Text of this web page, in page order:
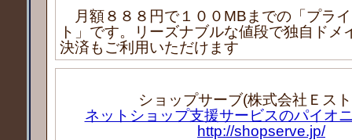
月額８８８円で１００MBまでの「プラ
ト」です。リーズナブルな値段で独自ドメ
決済もご利用いただけます
ショップサーブ(株式会社Ｅス
ネットショップ支援サービスのパイオ
http://shopserve.jp/